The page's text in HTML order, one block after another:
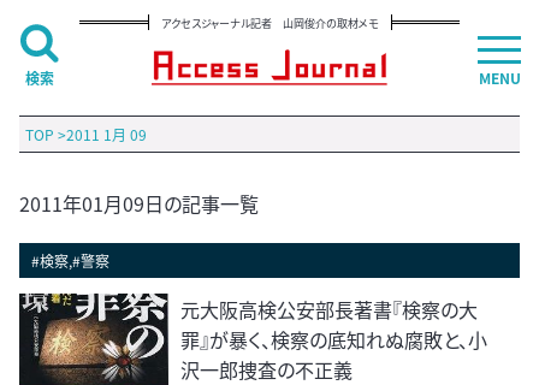
アクセスジャーナル記者 山岡俊介の取材メモ
TOP >2011 1月 09
2011年01月09日の記事一覧
#検察,#警察
元大阪高検公安部長著書『検察の大
罪』が暴く、検察の底知れぬ腐敗と、小
沢一郎捜査の不正義
MENU
検索